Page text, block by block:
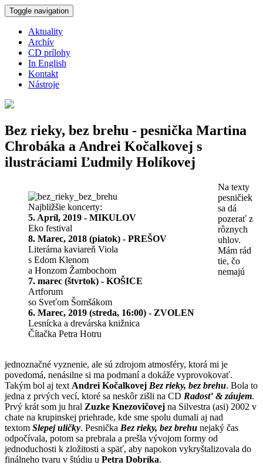
Skočiť na hlavný obsah
Toggle navigation
Aktuality
Archív
CD prílohy
In English
Kontakt
Nástroje
Bez rieky, bez brehu - pesnička Martina
Chrobáka a Andrei Kočalkovej s
ilustráciami Ľudmily Holíkovej
Najbližšie koncerty:
5. Apríl, 2019 - MIKULOV
Eko festival
8. Marec, 2018 (piatok) - PREŠOV
Literárna kaviareň Viola
s Edom Klenom
a Honzom Žambochom
7. marec (štvrtok) - KOŠICE
Artforum
so Sveťom Šomšákom
6. Marec, 2019 (streda, 16:00) - ZVOLEN
Lesnícka a drevárska knižnica
Čítačka Petra Hotru
Na texty
pesničiek
sa dá
pozerať z
rôznych
uhlov.
Mám rád
tie, čo
nemajú
jednoznačné vyznenie, ale sú zdrojom atmosféry, ktorá mi je
povedomá, nenásilne si ma podmaní a dokáže vyprovokovať.
Takým bol aj text Andrei Kočalkovej Bez rieky, bez brehu. Bola to
jedna z prvých vecí, ktoré sa neskôr zišli na CD Radosť & záujem.
Prvý krát som ju hral Zuzke Knezovičovej na Silvestra (asi) 2002 v
chate na krupinskej priehrade, kde sme spolu dumali aj nad
textom Slepej uličky. Pesnička Bez rieky, bez brehu nejaký čas
odpočívala, potom sa prebrala a prešla vývojom formy od
jednoduchosti k zložitosti a späť, aby napokon vykryštalizovala do
finálneho tvaru v štúdiu u Petra Dobríka.